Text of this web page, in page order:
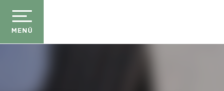
contenu
principal
MENÜ